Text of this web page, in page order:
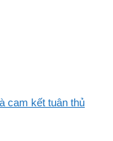
cam kết tuân thủ